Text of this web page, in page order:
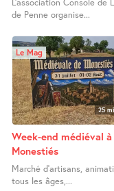
de Penne organise...
25
Le Mag
Week-end médiéval à
Monestiés
Marché d’artisans,
tous les âges,...